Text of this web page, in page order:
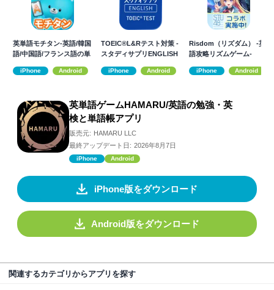
英単語モチタン-英語/韓国
語/中国語/フランス語の単
iPhone Android
TOEIC®L&Rテスト対策 -
スタディサプリENGLISH
iPhone Android
Risdom（リズダム） -英
語攻略リズムゲーム-
iPhone Android
英単語ゲームHAMARU/英語の勉強・英
検と単語帳アプリ
販売元: HAMARU LLC
最終アップデート日: 2026年8月7日
iPhone Android
iPhone版をダウンロード
Android版をダウンロード
関連するカテゴリからアプリを探す